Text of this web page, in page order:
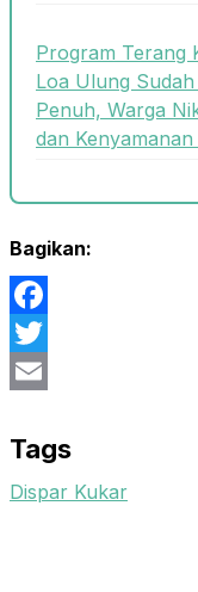
Program Terang
Loa Ulung
Penuh, Warga
dan
Bagikan:
Facebook
Twitter
Tags
Dispar Kukar